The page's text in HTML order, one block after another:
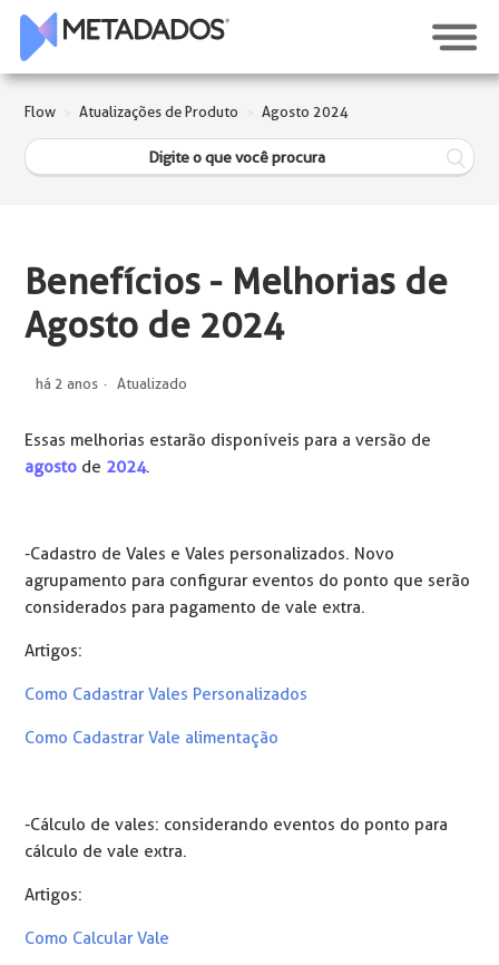
Flow Atualizações de Produto Agosto 2024
Benefícios - Melhorias de
Agosto de 2024
há 2 anos Atualizado
Essas melhorias estarão disponíveis para a versão de
agosto de 2024.
-Cadastro de Vales e Vales personalizados. Novo
agrupamento para configurar eventos do ponto que serão
considerados para pagamento de vale extra.
Artigos:
Como Cadastrar Vales Personalizados
Como Cadastrar Vale alimentação
-Cálculo de vales: considerando eventos do ponto para
cálculo de vale extra.
Artigos:
Como Calcular Vale